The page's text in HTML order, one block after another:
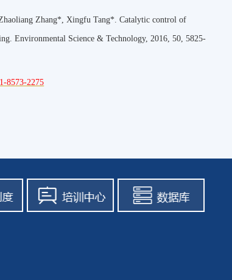
Zhang*, Xingfu Tang*. Catalytic control of
Environmental Science & Technology, 2016, 50, 5825-
8573-2275